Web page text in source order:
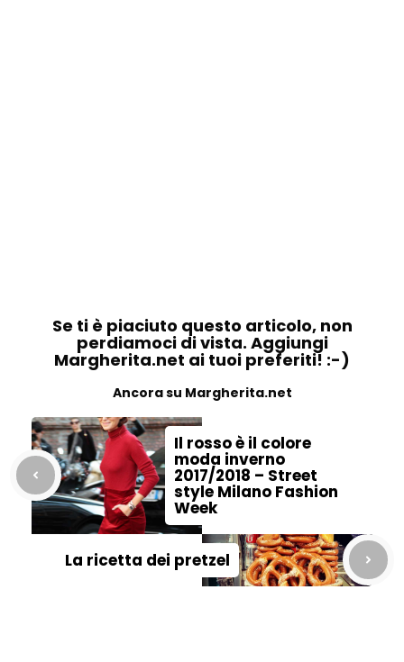
Se ti è piaciuto questo articolo, non
perdiamoci di vista. Aggiungi
Margherita.net ai tuoi preferiti! :-)
Ancora su Margherita.net
Il rosso è il colore
moda inverno
2017/2018 – Street
style Milano Fashion
Week
La ricetta dei pretzel